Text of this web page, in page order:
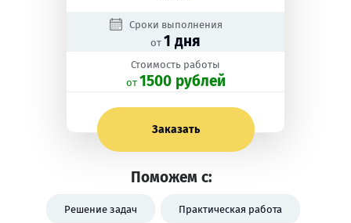
Сроки выполнения
от 1 дня
Стоимость работы
oт 1500 рублей
Заказать
Поможем с:
Решение задач Практическая работа